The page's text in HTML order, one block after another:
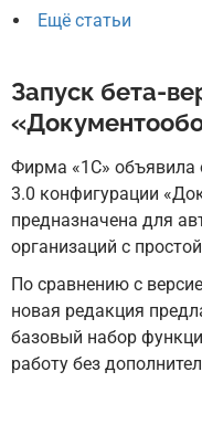
Ещё статьи
Запуск бета-
Фирма «1С» объявила
3.0 конфигурации
предназначена для
организаций с
По сравнению с
новая редакция
базовый набор
работу без